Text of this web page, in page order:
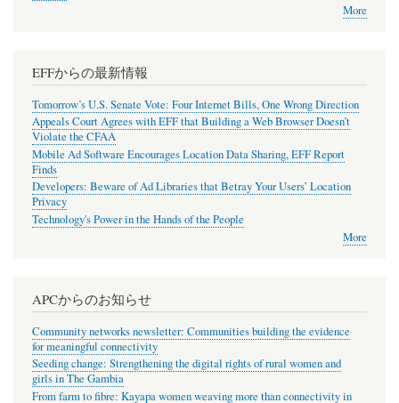
More
EFFからの最新情報
Tomorrow’s U.S. Senate Vote: Four Internet Bills, One Wrong Direction
Appeals Court Agrees with EFF that Building a Web Browser Doesn’t
Violate the CFAA
Mobile Ad Software Encourages Location Data Sharing, EFF Report
Finds
Developers: Beware of Ad Libraries that Betray Your Users’ Location
Privacy
Technology's Power in the Hands of the People
More
APCからのお知らせ
Community networks newsletter: Communities building the evidence
for meaningful connectivity
Seeding change: Strengthening the digital rights of rural women and
girls in The Gambia
From farm to fibre: Kayapa women weaving more than connectivity in